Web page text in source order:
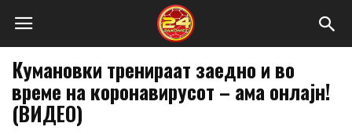
Кумановки тренираат заедно и во
време на коронавирусот – ама онлајн!
(ВИДЕО)